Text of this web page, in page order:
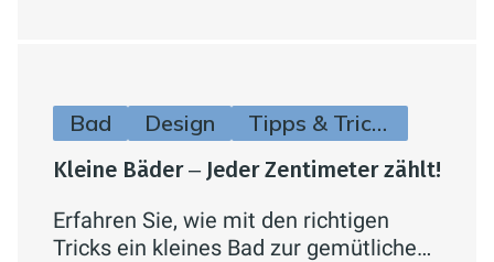
Bad Design Tipps & Tricks
Kleine Bäder ‒ Jeder Zentimeter zählt!
Erfahren Sie, wie mit den richtigen
Tricks ein kleines Bad zur gemütlichen